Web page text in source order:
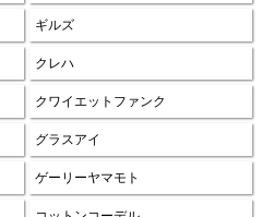
ギルズ
クレハ
クワイエットファンク
グラスアイ
ゲーリーヤマモト